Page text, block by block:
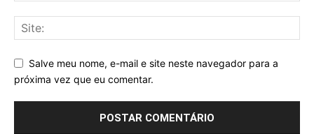
Salve meu nome, e-mail e site neste navegador para a
próxima vez que eu comentar.